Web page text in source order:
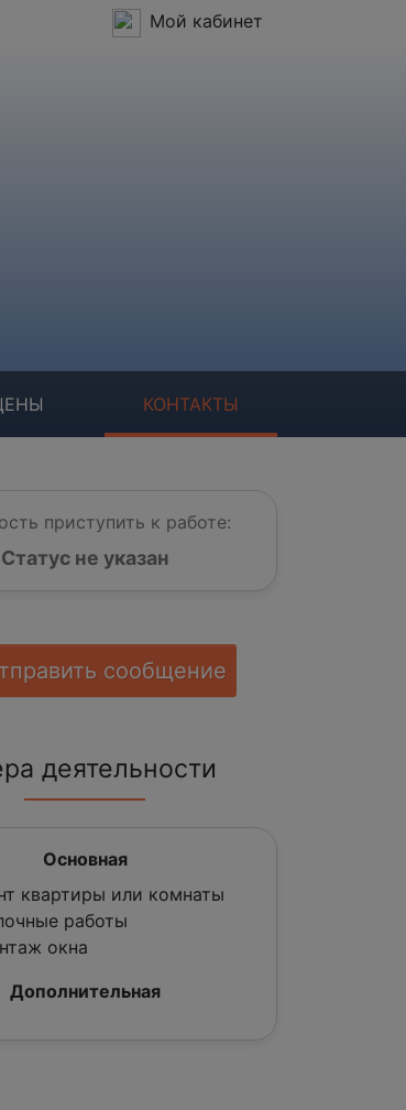
Мой кабинет
КОНТАКТЫ
приступить к работе:
Статус не указан
сообщение
деятельности
Основная
квартиры или комнаты
работы
окна
Дополнительная